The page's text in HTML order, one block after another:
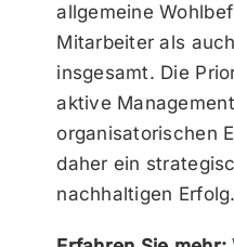
allgemeine
Mitarbeiter als
insgesamt. Die
aktive
organisatorischen
daher ein
nachhaltigen Erfolg.